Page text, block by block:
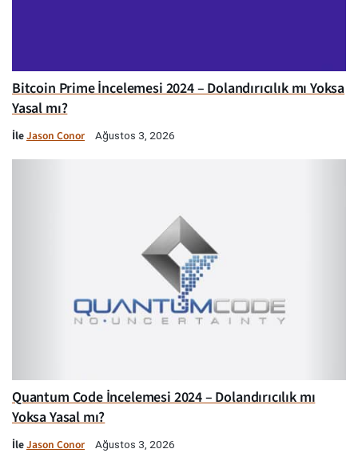
Bitcoin Prime İncelemesi 2024 – Dolandırıcılık mı Yoksa
Yasal mı?
İleJason Conor Ağustos 3, 2026
Quantum Code İncelemesi 2024 – Dolandırıcılık mı
Yoksa Yasal mı?
İleJason Conor Ağustos 3, 2026